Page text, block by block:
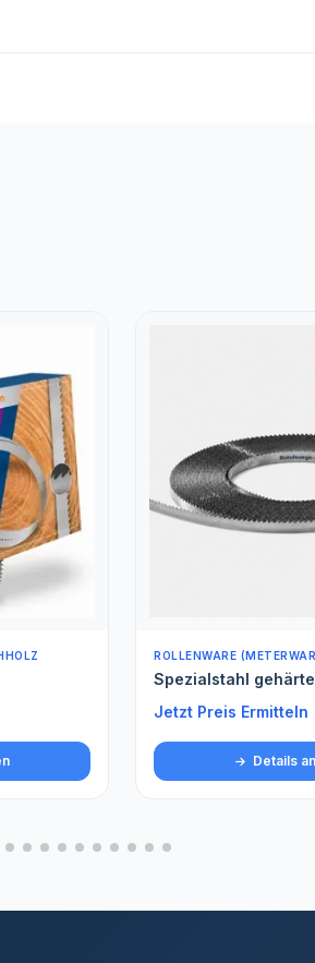
ROLLENWARE (METERWARE)
Spezialstahl gehärtet
Jetzt Preis Ermitteln
Details ansehen